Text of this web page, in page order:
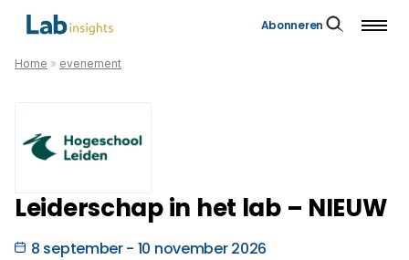
Abonneren
Home » evenement
Leiderschap in het lab – NIEUW
8 september - 10 november 2026